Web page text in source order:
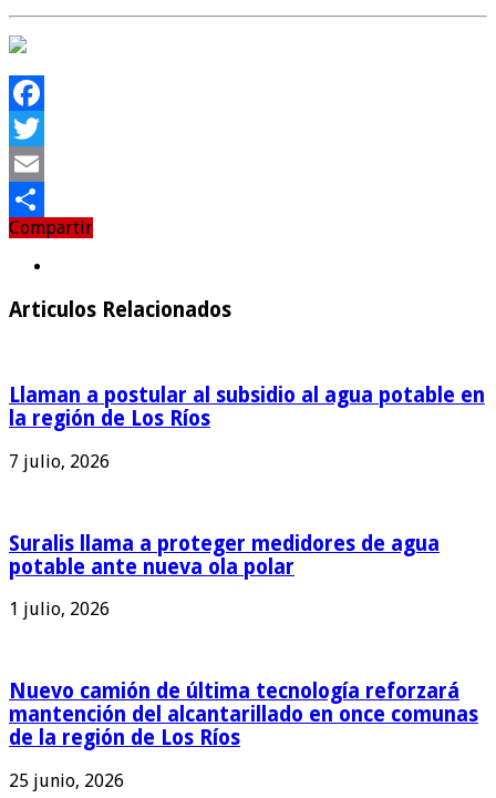
Facebook
Twitter
Email
Compartir
Compartir
Articulos Relacionados
Llaman a postular al subsidio al agua potable en
la región de Los Ríos
7 julio, 2026
Suralis llama a proteger medidores de agua
potable ante nueva ola polar
1 julio, 2026
Nuevo camión de última tecnología reforzará
mantención del alcantarillado en once comunas
de la región de Los Ríos
25 junio, 2026